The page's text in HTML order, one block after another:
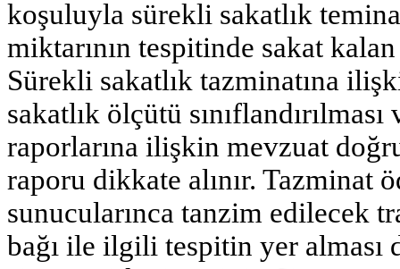
koşuluyla sürekli sakatlık
miktarının tespitinde sakat kalan
Sürekli sakatlık tazminatına
sakatlık ölçütü
raporlarına ilişkin mevzuat
raporu dikkate alınır. Tazminat
sunucularınca tanzim edilecek
bağı ile ilgili tespitin yer